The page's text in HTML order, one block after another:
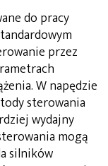
do pracy
przez
W napędzie
sterowania
wydajny
mogą
silników